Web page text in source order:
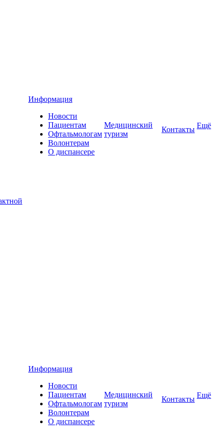
Информация
Новости
Пациентам
Офтальмологам
Волонтерам
О диспансере
Медицинский
туризм
Контакты Ещё
Информация
Новости
Пациентам
Офтальмологам
Волонтерам
О диспансере
Медицинский
туризм
Контакты Ещё